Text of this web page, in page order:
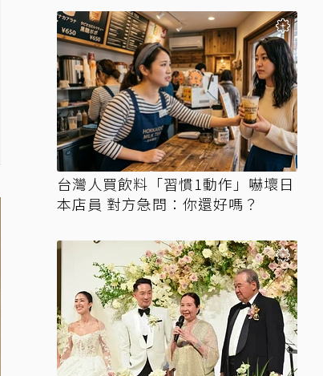
台灣人買飲料「習慣1動作」嚇壞日
本店員 對方急問：你還好嗎？